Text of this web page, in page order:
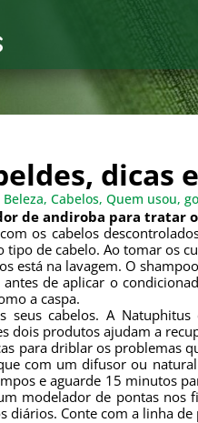
dicas
Beleza, Cabelos, Quem usou,
de andiroba para tratar
os cabelos
tipo de cabelo. Ao tomar os
está na lavagem. O
de aplicar o
a caspa.
seus cabelos. A
dois produtos ajudam a
para driblar os problemas
com um difusor ou
e aguarde 15 minutos
modelador de pontas nos
diários. Conte com a linha